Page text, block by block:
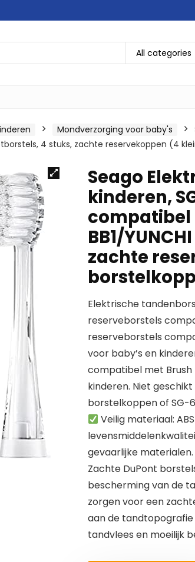
All categories
Mondverzorging voor baby's
4 stuks, zachte reservekoppen (4
Seago
kinderen,
compatibel
BB1/
zachte
Elektrische
reserveborstels
reserveborstels
voor baby’s en
compatibel met
kinderen. Niet
borstelkoppen of SG-
Veilig materiaal:
gevaarlijke materialen.
Zachte DuPont
bescherming van de
zorgen voor een
aan de tandtopografie
tandvlees en moeilijk